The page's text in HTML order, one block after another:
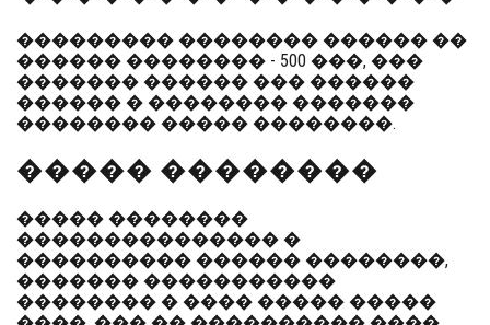
��������� �������� ������ ��
������ �������� - 500 ���, ���
������� ������ ��� ������
������ � �������� �������
�������� ����� ��������.
����� ��������
����� ��������
��������������� �
���������� ������ ��������,
������� �����������
�������� � ���� ����� �����